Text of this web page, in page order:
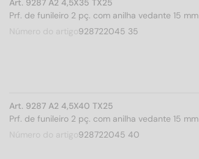
Prf. de funileiro 2 pç. com anilha vedante 15 mm
Número do artigo928722045 35
Art. 9287 A2 4,5X40 TX25
Prf. de funileiro 2 pç. com anilha vedante 15 mm
Número do artigo928722045 40